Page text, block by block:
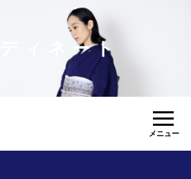
ディネート
メニュー